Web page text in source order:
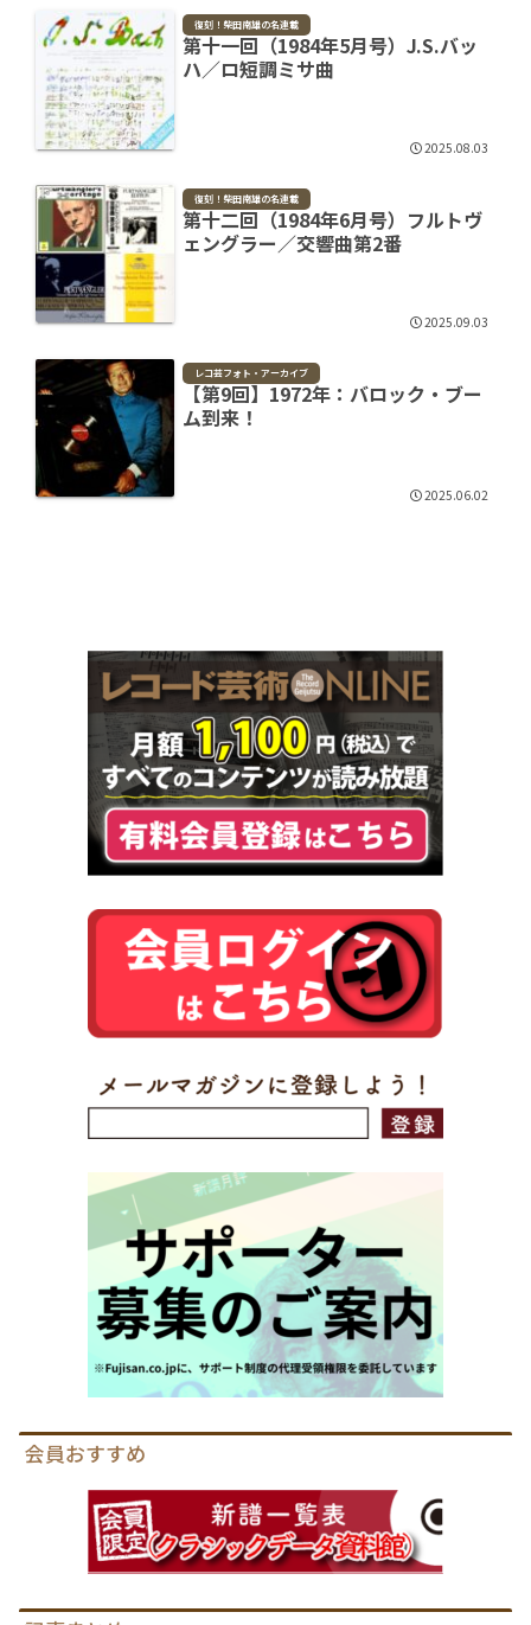
復刻！柴田南雄の名連載
第十一回（1984年5月号）J.S.バッ
ハ／ロ短調ミサ曲
2025.08.03
復刻！柴田南雄の名連載
第十二回（1984年6月号）フルトヴ
ェングラー／交響曲第2番
2025.09.03
レコ芸フォト・アーカイブ
【第9回】1972年：バロック・ブー
ム到来！
2025.06.02
会員おすすめ